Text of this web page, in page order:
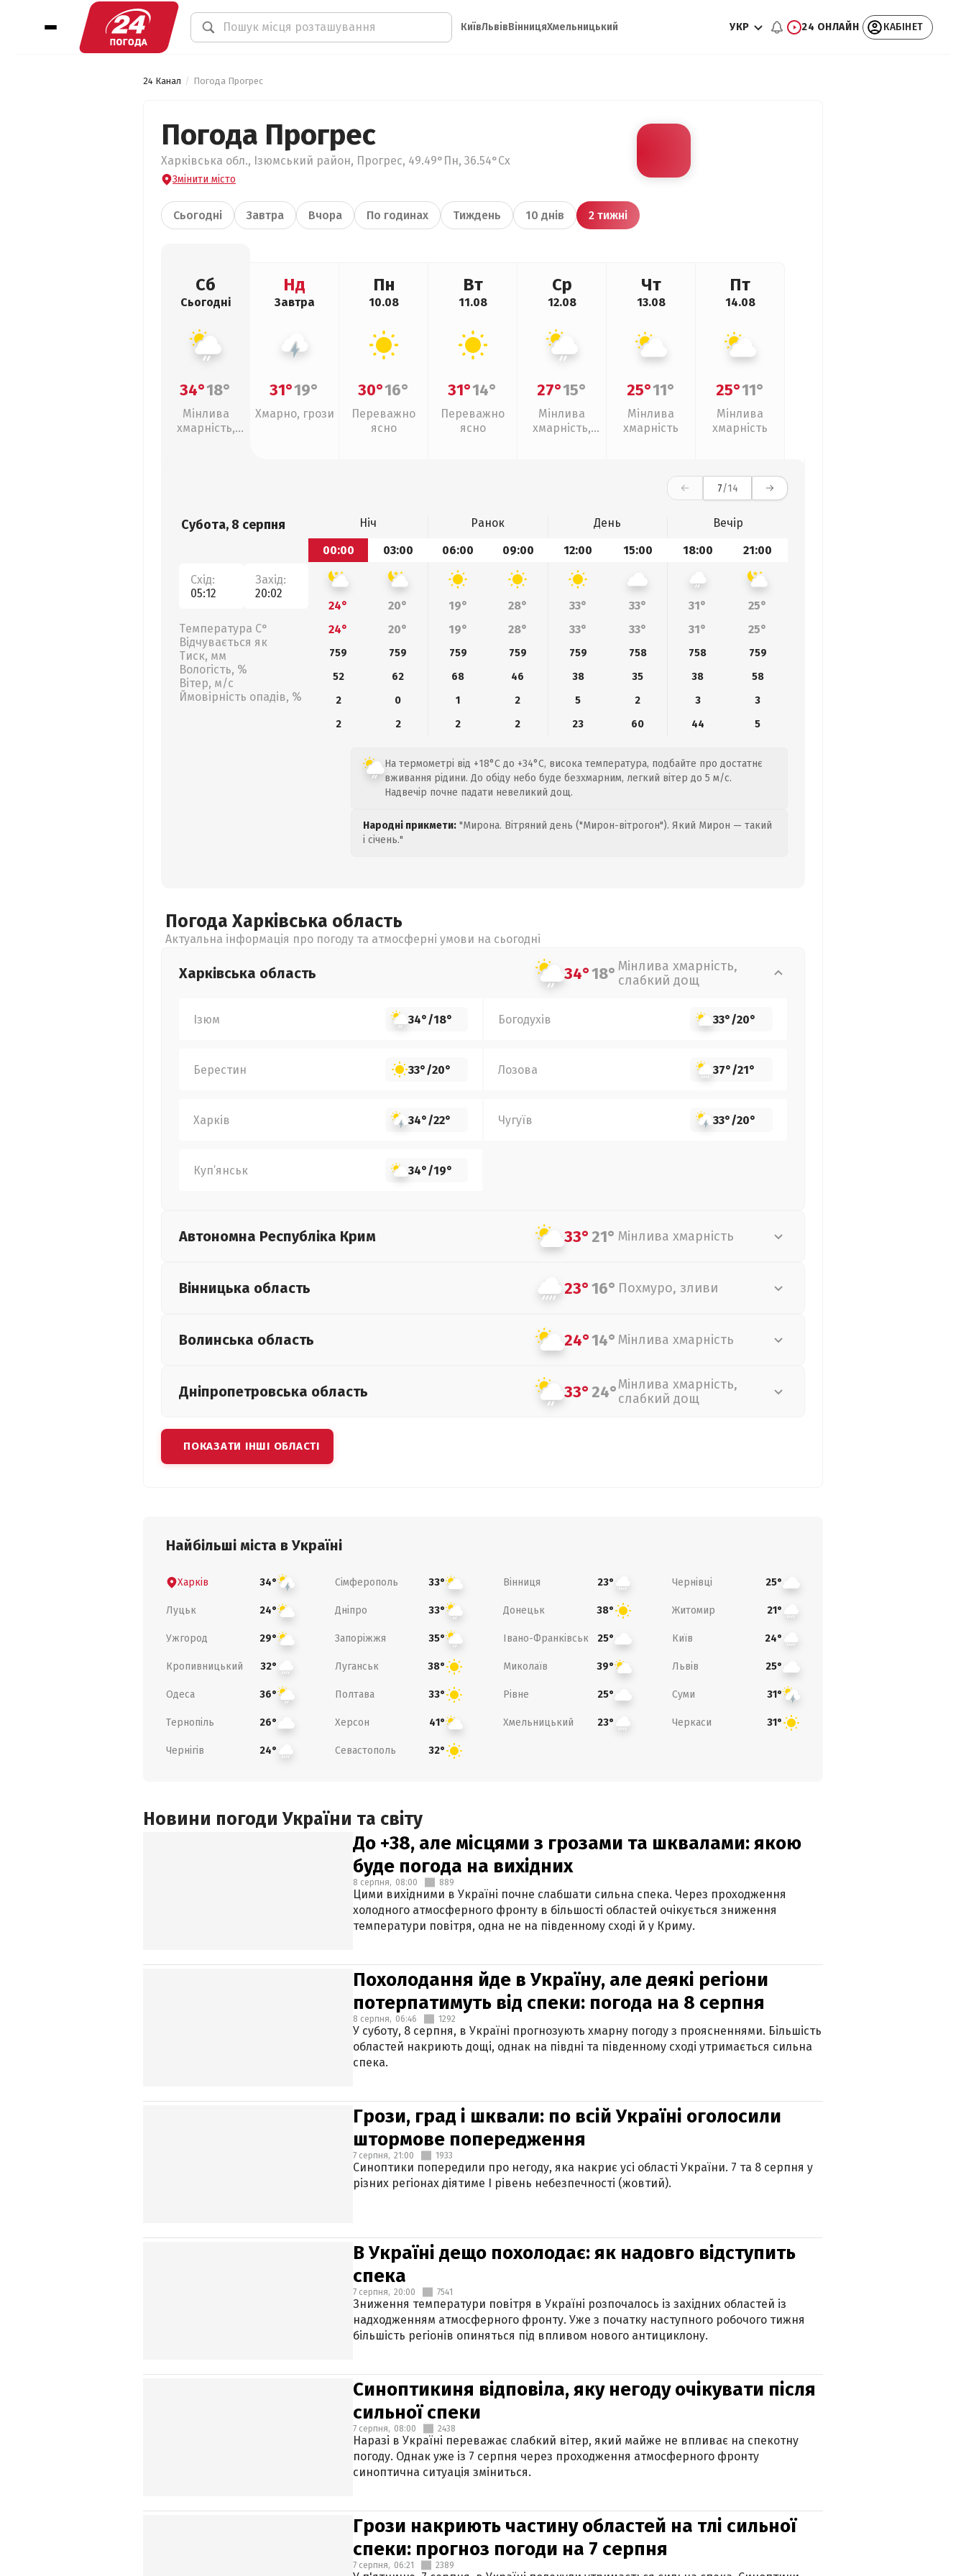
КиївЛьвівВінницяХмельницький УКР 24 ОНЛАЙН КАБІНЕТ
24 Канал Погода Прогрес
Погода Прогрес
Харківська обл., Ізюмський район, Прогрес, 49.49°Пн, 36.54°Сх
Змінити місто
Сьогодні Завтра Вчора По годинах Тиждень 10 днів 2 тижні
Сб
Сьогодні
34°18°
Мінлива
хмарність,
Нд
Завтра
31°19°
Хмарно, грози
Пн
10.08
30°16°
Переважно
ясно
Вт
11.08
31°14°
Переважно
ясно
Ср
12.08
27°15°
Мінлива
хмарність,
Чт
13.08
25°11°
Мінлива
хмарність
Пт
14.08
25°11°
Мінлива
хмарність
7/14
Субота, 8 серпня
Схід:
05:12
Захід:
20:02
Температура С°
Відчувається як
Тиск, мм
Вологість, %
Вітер, м/с
Ймовірність опадів, %
Ніч Ранок День
Вечір
00:00
03:00 06:00 09:00 12:00 15:00 18:00 21:00
24° 20° 19° 28° 33° 33° 31°
25°
24°
20° 19° 28° 33° 33° 31° 25°
759 759 759 759 759 758 758
759
52
62 68 46 38 35 38
58
2
0 1 2 5 2 3
3
2
2 2 2 23 60 44 5
На термометрі від +18°C до +34°C, висока температура, подбайте про достатнє
вживання рідини. До обіду небо буде безхмарним, легкий вітер до 5 м/с.
Надвечір почне падати невеликий дощ.
Народні прикмети: "Мирона. Вітряний день ("Мирон-вітрогон"). Який Мирон — такий
і січень."
Погода Харківська область
Актуальна інформація про погоду та атмосферні умови на сьогодні
Харківська область 34°18° Мінлива хмарність,
слабкий дощ
Ізюм 34°/18° Богодухів 33°/20°
Берестин 33°/20° Лозова 37°/21°
Харків 34°/22° Чугуїв 33°/20°
Куп’янськ 34°/19°
Автономна Республіка Крим 33°21° Мінлива хмарність
Вінницька область 23°16° Похмуро, зливи
Волинська область 24°14° Мінлива хмарність
Дніпропетровська область 33°24°Мінлива хмарність,
слабкий дощ
ПОКАЗАТИ ІНШІ ОБЛАСТІ
Найбільші міста в Україні
Харків 34° Сімферополь 33° Вінниця 23° Чернівці 25°
Луцьк 24° Дніпро 33° Донецьк 38° Житомир 21°
Ужгород 29° Запоріжжя 35° Івано-Франківськ 25° Київ 24°
Кропивницький 32° Луганськ 38° Миколаїв 39° Львів 25°
Одеса 36° Полтава 33° Рівне 25° Суми 31°
Тернопіль 26° Херсон 41° Хмельницький 23° Черкаси 31°
Чернігів 24° Севастополь 32°
Новини погоди України та світу
До +38, але місцями з грозами та шквалами: якою
буде погода на вихідних
8 серпня, 08:00 889
Цими вихідними в Україні почне слабшати сильна спека. Через проходження
холодного атмосферного фронту в більшості областей очікується зниження
температури повітря, одна не на південному сході й у Криму.
Похолодання йде в Україну, але деякі регіони
потерпатимуть від спеки: погода на 8 серпня
8 серпня, 06:46 1292
У суботу, 8 серпня, в Україні прогнозують хмарну погоду з проясненнями. Більшість
областей накриють дощі, однак на півдні та південному сході утримається сильна
спека.
Грози, град і шквали: по всій Україні оголосили
штормове попередження
7 серпня, 21:00 1933
Синоптики попередили про негоду, яка накриє усі області України. 7 та 8 серпня у
різних регіонах діятиме І рівень небезпечності (жовтий).
В Україні дещо похолодає: як надовго відступить
спека
7 серпня, 20:00 7541
Зниження температури повітря в Україні розпочалось із західних областей із
надходженням атмосферного фронту. Уже з початку наступного робочого тижня
більшість регіонів опиняться під впливом нового антициклону.
Синоптикиня відповіла, яку негоду очікувати після
сильної спеки
7 серпня, 08:00 2438
Наразі в Україні переважає слабкий вітер, який майже не впливає на спекотну
погоду. Однак уже із 7 серпня через проходження атмосферного фронту
синоптична ситуація зміниться.
Грози накриють частину областей на тлі сильної
спеки: прогноз погоди на 7 серпня
7 серпня, 06:21 2389